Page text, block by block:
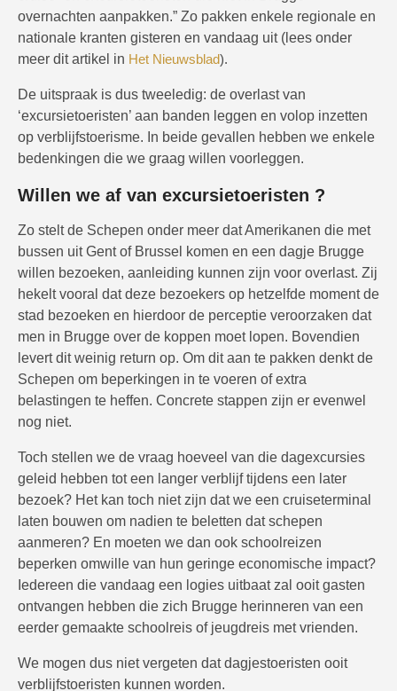
overnachten aanpakken.” Zo pakken enkele regionale en
nationale kranten gisteren en vandaag uit (lees onder
meer dit artikel in Het Nieuwsblad).
De uitspraak is dus tweeledig: de overlast van
‘excursietoeristen’ aan banden leggen en volop inzetten
op verblijfstoerisme. In beide gevallen hebben we enkele
bedenkingen die we graag willen voorleggen.
Willen we af van excursietoeristen ?
Zo stelt de Schepen onder meer dat Amerikanen die met
bussen uit Gent of Brussel komen en een dagje Brugge
willen bezoeken, aanleiding kunnen zijn voor overlast. Zij
hekelt vooral dat deze bezoekers op hetzelfde moment de
stad bezoeken en hierdoor de perceptie veroorzaken dat
men in Brugge over de koppen moet lopen. Bovendien
levert dit weinig return op. Om dit aan te pakken denkt de
Schepen om beperkingen in te voeren of extra
belastingen te heffen. Concrete stappen zijn er evenwel
nog niet.
Toch stellen we de vraag hoeveel van die dagexcursies
geleid hebben tot een langer verblijf tijdens een later
bezoek? Het kan toch niet zijn dat we een cruiseterminal
laten bouwen om nadien te beletten dat schepen
aanmeren? En moeten we dan ook schoolreizen
beperken omwille van hun geringe economische impact?
Iedereen die vandaag een logies uitbaat zal ooit gasten
ontvangen hebben die zich Brugge herinneren van een
eerder gemaakte schoolreis of jeugdreis met vrienden.
We mogen dus niet vergeten dat dagjestoeristen ooit
verblijfstoeristen kunnen worden.